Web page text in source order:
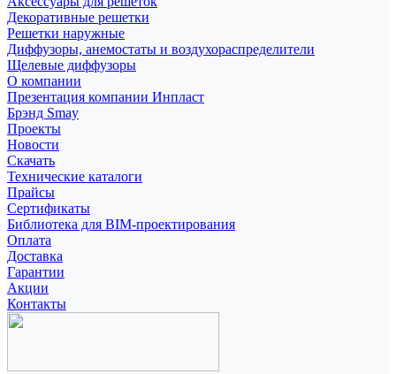
Декоративные решетки
Решетки наружные
Диффузоры, анемостаты и воздухораспределители
Щелевые диффузоры
О компании
Презентация компании Инпласт
Брэнд Smay
Проекты
Новости
Скачать
Технические каталоги
Прайсы
Сертификаты
Библиотека для BIM-проектирования
Оплата
Доставка
Гарантии
Акции
Контакты